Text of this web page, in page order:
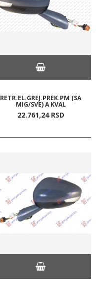
RETR.EL.GREJ.PREK.PM (SA
MIG/SVE) A KVAL
22.761,24 RSD